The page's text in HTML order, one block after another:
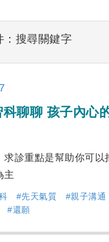
：搜尋關鍵字
科聊聊 孩子內心
求診重點是幫助你可以
主
#先天氣質
#親子溝通
#還願